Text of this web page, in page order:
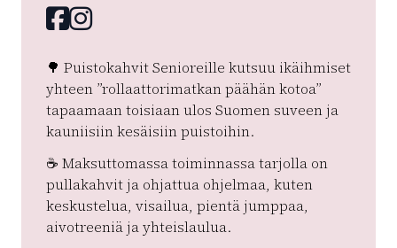
Facebook
instagram
🌳 Puistokahvit Senioreille kutsuu ikäihmiset
yhteen ”rollaattorimatkan päähän kotoa”
tapaamaan toisiaan ulos Suomen suveen ja
kauniisiin kesäisiin puistoihin.
☕️ Maksuttomassa toiminnassa tarjolla on
pullakahvit ja ohjattua ohjelmaa, kuten
keskustelua, visailua, pientä jumppaa,
aivotreeniä ja yhteislaulua.